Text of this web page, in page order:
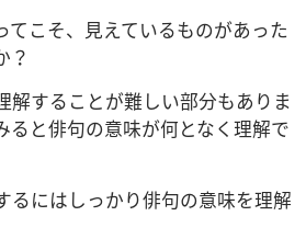
てこそ、見えているものがあった
？
解することが難しい部分もありま
ると俳句の意味が何となく理解で
るにはしっかり俳句の意味を理解